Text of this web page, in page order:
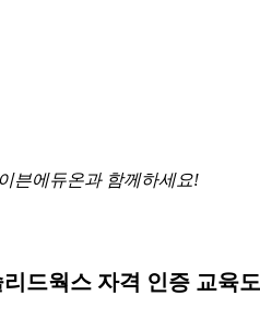
븐에듀온과 함께하세요!
리드웍스 자격 인증 교육